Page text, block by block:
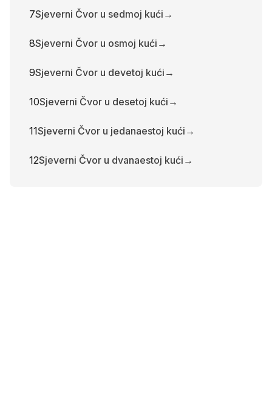
7Sjeverni Čvor u sedmoj kući →
8Sjeverni Čvor u osmoj kući →
9Sjeverni Čvor u devetoj kući →
10Sjeverni Čvor u desetoj kući →
11Sjeverni Čvor u jedanaestoj kući →
12Sjeverni Čvor u dvanaestoj kući →